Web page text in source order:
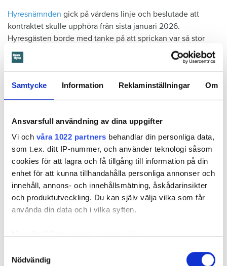
Samtycke Information Reklaminställningar Om
Ansvarsfull användning av dina uppgifter
Vi och våra 1022 partners behandlar din personliga data,
som t.ex. ditt IP-nummer, och använder teknologi såsom
cookies för att lagra och få tillgång till information på din
enhet för att kunna tillhandahålla personliga annonser och
innehåll, annons- och innehållsmätning, åskådarinsikter
och produktutveckling. Du kan själv välja vilka som får
använda din data och i vilka syften.
som kan ha en noggrannhet på upp till flera meter
Nödvändig
Hyresnämnden gick på värdens linje och beslutade att
kontraktet skulle upphöra från sista januari 2026.
Hyresgästen borde med tanke på att sprickan var så stor
som den var och satt där den satt ha insett att den kunde
medföra större problem, menar hyresnämnden.
Får mer tid på sig att flytta
med ett beslut. Den enda ändringen är att hyresgästen får
längre tid på sig att flytta – något som hyresvärden inför
domen sagt sig villig att gå med på. Innan 2 november i år
ska hyresgästen ha flyttat ut.
Svea hovrätts beslut kan inte överklagas.
Läs också
Fakta: Värden måste få veta om skador – så säger lagen